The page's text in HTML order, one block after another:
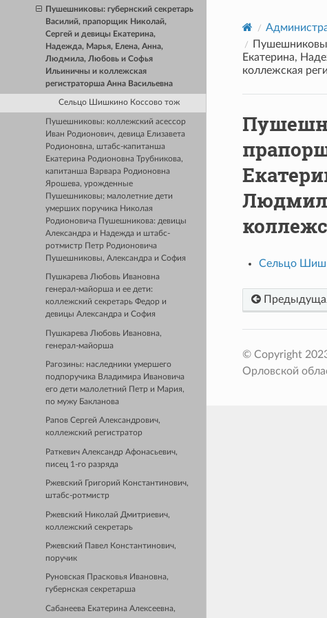
Пушешниковы: губернский секретарь
Василий, прапорщик Николай,
Сергей и девицы Екатерина,
Надежда, Марья, Елена, Анна,
Людмила, Любовь и Софья
Ильиничны и коллежская
регистраторша Анна Васильевна
Сельцо Шишкино Коссово тож
Пушешниковы: коллежский асессор
Иван Родионович, девица Елизавета
Родионовна, штабс-капитанша
Екатерина Родионовна Трубникова,
капитанша Варвара Родионовна
Ярошева, урожденные
Пушешниковы; малолетние дети
умерших поручика Николая
Родионовича Пушешникова: девицы
Александра и Надежда и штабс-
ротмистр Петр Родионовича
Пушешниковы, Александра и София
Пушкарева Любовь Ивановна
генерал-майорша и ее дети:
коллежский секретарь Федор и
девицы Александра и София
Пушкарева Любовь Ивановна,
генерал-майорша
Рагозины: наследники умершего
подпоручика Владимира Ивановича
его дети малолетний Петр и Мария,
по мужу Бакланова
Рапов Сергей Александрович,
коллежский регистратор
Раткевич Александр Афонасьевич,
писец 1-го разряда
Ржевский Григорий Константинович,
штабс-ротмистр
Ржевский Николай Дмитриевич,
коллежский секретарь
Ржевский Павел Константинович,
поручик
Руновская Прасковья Ивановна,
губернская секретарша
Сабанеева Екатерина Алексеевна,
Екатерина,
коллежская
Сельцо
© Copyright
Орловской